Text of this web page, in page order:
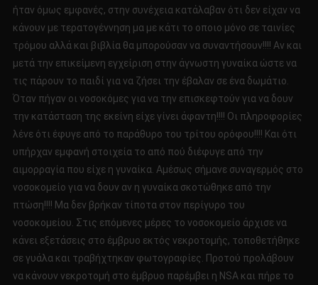
ήταν όμως εμφανές, στην συνέχεια κατάλαβαν ότι δεν είχαν να
κάνουν με τερατογέννηση μα με κάτι το οποιο μόνο σε ταινίες
τρόμου αλλά και βιβλία θα μπορούσαν να συναντήσουν!!!! Αν και
μετά την επικείμενη εγχείριση στην άγνωστη γυναίκα ώστε να
τις πάρουν το παιδί για να ζήσει την έβαλαν σε ένα δωμάτιο.
Όταν πήγαν οι νοσοκόμες για να την επισκεφτούν για να δουν
την κατάσταση της εκείνη είχε γίνει άφαντη!!!! Οι πληροφορίες
λένε ότι έφυγε από το παράθυρο του τρίτου ορόφου!!!! Και ότι
υπήρχαν εμφανή στοιχεία το από πού διέφυγε από την
αιμορραγία που είχε η γυναίκα. Αμέσως σήμανε συναγερμός στο
νοσοκομείο για να δουν αν η γυναίκα σκοτώθηκε από την
πτώση!!!! Μα δεν βρήκαν τίποτα στον περίγυρο του
νοσοκομείου. Στις επόμενες μέρες το νοσοκομείο άρχισε να
κάνει εξετάσεις στο έμβρυο εκτός νεκροτομής, τοποθετήθηκε
σε γυάλα και τραβήχτηκαν φωτογραφίες. Προτού προλάβουν
να κάνουν νεκροτομή στο έμβρυο παρέμβει η NSA και πήρε το